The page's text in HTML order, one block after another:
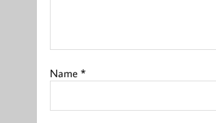
Name *